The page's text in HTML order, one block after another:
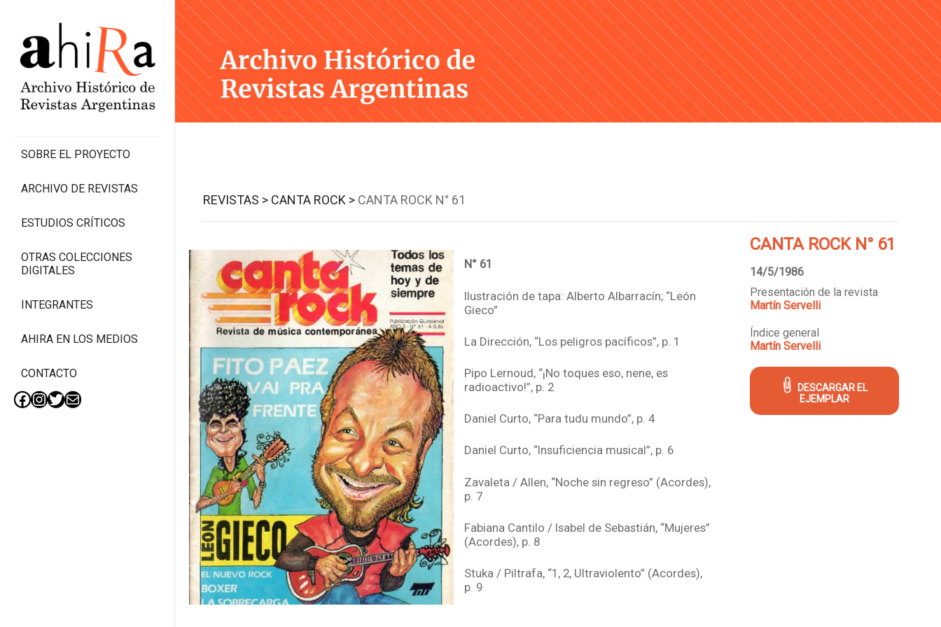
Skip
to
content
SOBRE EL PROYECTO
ARCHIVO DE REVISTAS
ESTUDIOS CRÍTICOS
OTRAS COLECCIONES
DIGITALES
INTEGRANTES
AHIRA EN LOS MEDIOS
CONTACTO
Facebook
Instagram
Twitter
Mail
REVISTAS > CANTA ROCK > CANTA ROCK N° 61
N° 61
Ilustración de tapa: Alberto Albarracín; “León
Gieco”
La Dirección, “Los peligros pacíficos”, p. 1
Pipo Lernoud, “¡No toques eso, nene, es
radioactivo!”, p. 2
Daniel Curto, “Para tudu mundo”, p. 4
Daniel Curto, “Insuficiencia musical”, p. 6
Zavaleta / Allen, “Noche sin regreso” (Acordes),
p. 7
Fabiana Cantilo / Isabel de Sebastián, “Mujeres”
(Acordes), p. 8
Stuka / Piltrafa, “1, 2, Ultraviolento” (Acordes),
p. 9
CANTA ROCK N° 61
14/5/1986
Presentación de la revista
Martín Servelli
Índice general
Martín Servelli
DESCARGAR EL
EJEMPLAR